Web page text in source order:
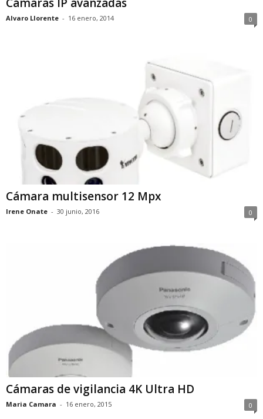
Cámaras IP avanzadas
Alvaro Llorente - 16 enero, 2014 0
Cámara multisensor 12 Mpx
Irene Onate - 30 junio, 2016 0
Cámaras de vigilancia 4K Ultra HD
Maria Camara - 16 enero, 2015 0